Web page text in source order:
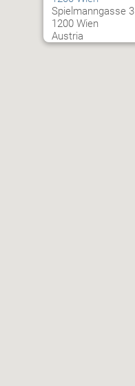
Spielmanngasse 3
1200 Wien
Austria